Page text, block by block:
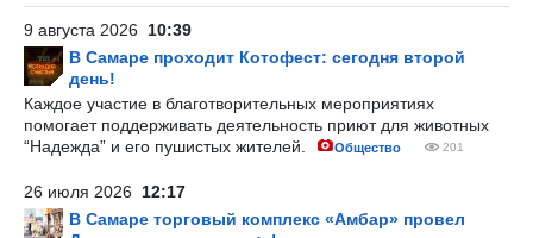
9 августа 2026 10:39
В Самаре проходит Котофест: сегодня второй
день!
Каждое участие в благотворительных мероприятиях
помогает поддерживать деятельность приют для животных
“Надежда” и его пушистых жителей.
Общество 201
26 июля 2026 12:17
В Самаре торговый комплекс «Амбар» провел